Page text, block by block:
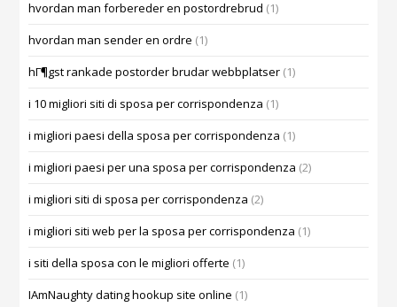
hvordan man forbereder en postordrebrud (1)
hvordan man sender en ordre (1)
hГ¶gst rankade postorder brudar webbplatser (1)
i 10 migliori siti di sposa per corrispondenza (1)
i migliori paesi della sposa per corrispondenza (1)
i migliori paesi per una sposa per corrispondenza (2)
i migliori siti di sposa per corrispondenza (2)
i migliori siti web per la sposa per corrispondenza (1)
i siti della sposa con le migliori offerte (1)
IAmNaughty dating hookup site online (1)